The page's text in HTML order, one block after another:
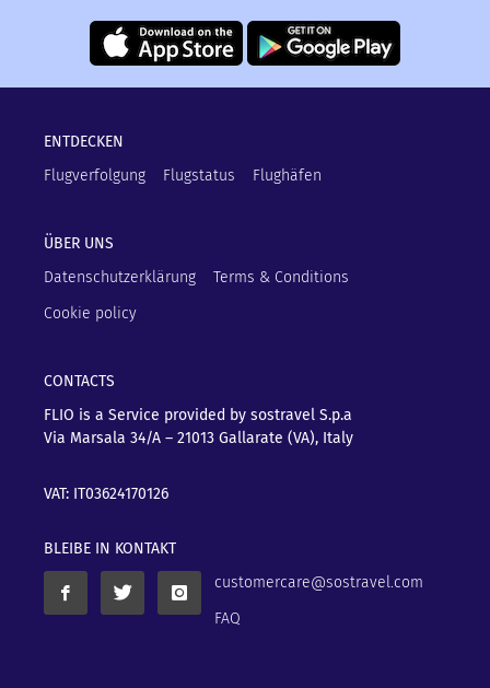
ENTDECKEN
Flugverfolgung
Flugstatus Flughäfen
ÜBER UNS
Datenschutzerklärung
Terms & Conditions
Cookie policy
CONTACTS
FLIO is a Service provided by sostravel S.p.a
Via Marsala 34/A – 21013 Gallarate (VA), Italy
VAT: IT03624170126
BLEIBE IN KONTAKT
customercare@sostravel.com
FAQ